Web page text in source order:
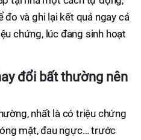
đo và ghi lại kết quả ngay cả
chứng, lúc đang sinh hoạt
đổi bất thường nên
nhất là có triệu chứng
mặt, đau ngực… trước